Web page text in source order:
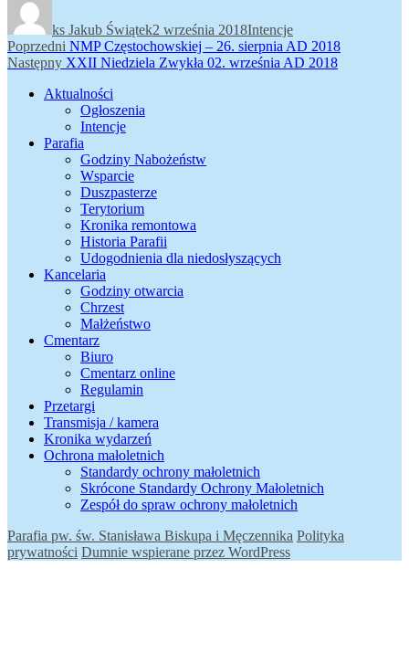
ks Jakub Świątek2 września 2018Intencje
Nawigacja
wpisu
Poprzedni Poprzedni
wpis:
NMP Częstochowskiej – 26. sierpnia AD 2018
Następny Następny
XXII Niedziela Zwykła 02. września AD 2018
Aktualności
Ogłoszenia
Intencje
Parafia
Godziny Nabożeństw
Wsparcie
Duszpasterze
Terytorium
Kronika remontowa
Historia Parafii
Udogodnienia dla niedosłyszących
Kancelaria
Godziny otwarcia
Chrzest
Małżeństwo
Cmentarz
Biuro
Cmentarz online
Regulamin
Przetargi
Transmisja / kamera
Kronika wydarzeń
Ochrona małoletnich
Standardy ochrony małoletnich
Skrócone Standardy Ochrony Małoletnich
Zespół do spraw ochrony małoletnich
Parafia pw. św. Stanisława Biskupa i Męczennika Polityka
prywatności Dumnie wspierane przez WordPress